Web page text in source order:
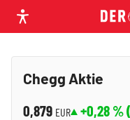
Chegg Aktie
0,879 EUR +0,28 % (